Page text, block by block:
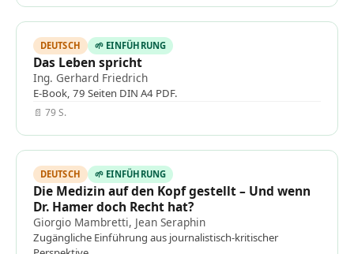
DEUTSCH 🌱 EINFÜHRUNG
Das Leben spricht
Ing. Gerhard Friedrich
E-Book, 79 Seiten DIN A4 PDF.
📄 79 S.
DEUTSCH 🌱 EINFÜHRUNG
Die Medizin auf den Kopf gestellt – Und wenn
Dr. Hamer doch Recht hat?
Giorgio Mambretti, Jean Seraphin
Zugängliche Einführung aus journalistisch-kritischer